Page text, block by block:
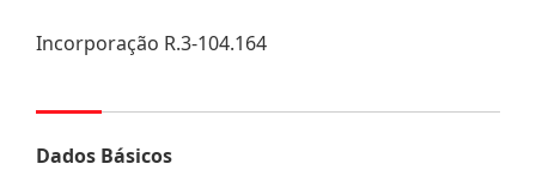
Incorporação R.3-104.164
Dados Básicos